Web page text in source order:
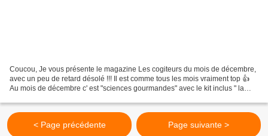
Coucou, Je vous présente le magazine Les cogiteurs du mois de décembre,
avec un peu de retard désolé !!! Il est comme tous les mois vraiment top 👍
Au mois de décembre c' est "sciences gourmandes" avec le kit inclus " la
< Page précédente Page suivante >